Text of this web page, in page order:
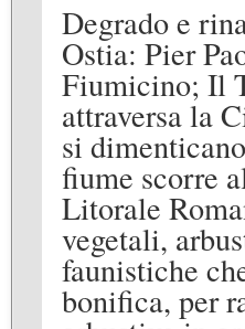
Degrado e
Ostia: Pier
Fiumicino; Il
attraversa la
si
fiume scorre
Litorale
vegetali,
faunistiche
bonifica, per